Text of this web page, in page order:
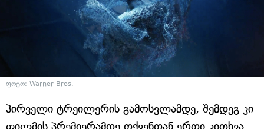
ფოტო: Warner Bros.
პირველი ტრეილერის გამოსვლამდე, შემდეგ კი
ფილმის პრემიერამდე თქვენთან ერთი კითხვა